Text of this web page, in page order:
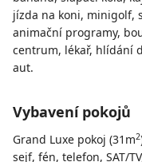
jízda na koni, minigolf,
animační programy,
centrum, lékař, hlídání
aut.
Vybavení pokojů
Grand Luxe pokoj (31m2
sejf, fén, telefon, SAT/